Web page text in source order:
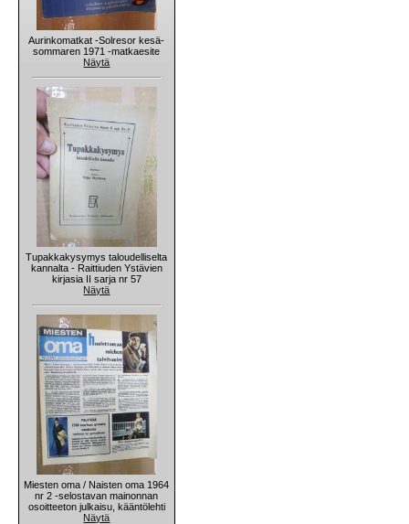
Aurinkomatkat -Solresor kesä-
sommaren 1971 -matkaesite
Näytä
Tupakkakysymys taloudelliselta
kannalta - Raittiuden Ystävien
kirjasia II sarja nr 57
Näytä
Miesten oma / Naisten oma 1964
nr 2 -selostavan mainonnan
osoitteeton julkaisu, kääntölehti
Näytä